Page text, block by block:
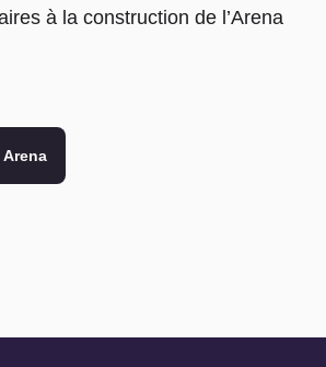
à la construction de l’Arena